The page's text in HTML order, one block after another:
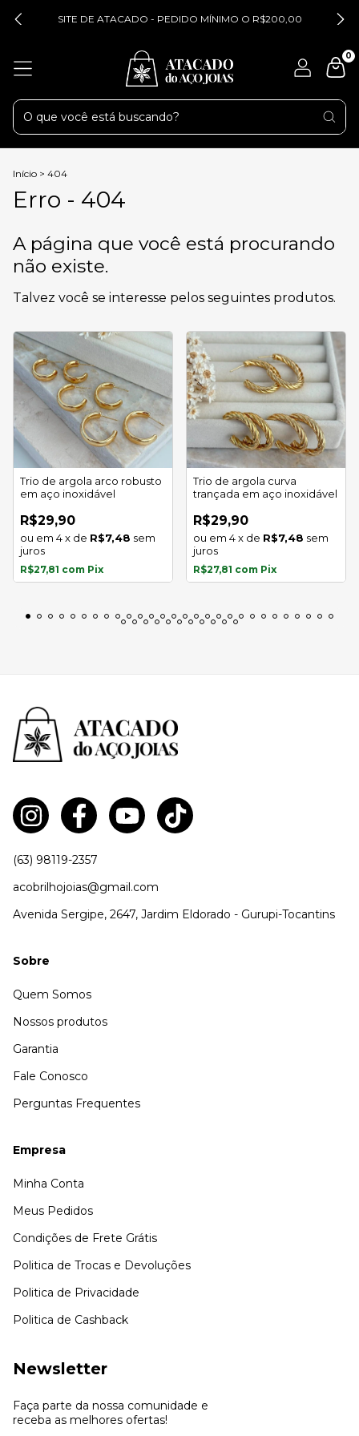
SITE DE ATACADO - PEDIDO MÍNIMO O R$200,00
0
Início > 404
Erro - 404
A página que você está procurando
não existe.
Talvez você se interesse pelos seguintes produtos.
Trio de argola arco robusto
em aço inoxidável
R$29,90
4x de R$7,48 sem
juros
R$27,81 com Pix
Trio de argola curva
trançada em aço inoxidável
R$29,90
4x de R$7,48 sem
juros
R$27,81 com Pix
(63) 98119-2357
acobrilhojoias@gmail.com
Avenida Sergipe, 2647, Jardim Eldorado - Gurupi-Tocantins
Sobre
Quem Somos
Nossos produtos
Garantia
Fale Conosco
Perguntas Frequentes
Empresa
Minha Conta
Meus Pedidos
Condições de Frete Grátis
Politica de Trocas e Devoluções
Politica de Privacidade
Politica de Cashback
Newsletter
Faça parte da nossa comunidade e
receba as melhores ofertas!